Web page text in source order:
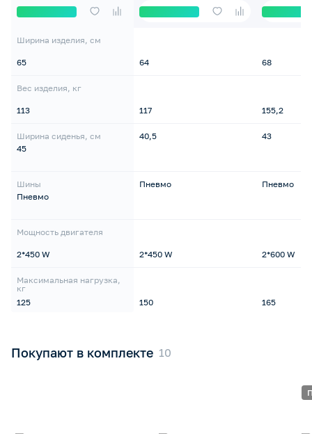
Ширина изделия, см
65
Вес изделия, кг
113
Ширина сиденья, см
45
Шины
Пневмо
Мощность двигателя
2*450 W
Максимальная нагрузка,
кг
125
64
117
40,5
Пневмо
2*450 W
150
68
155,2
43
Пневмо
2*600 W
165
Покупают в комплекте